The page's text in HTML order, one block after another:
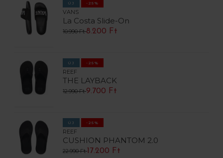
ÚJ -25%
VANS
La Costa Slide-On
10.990 Ft8.200 Ft
ÚJ -25%
REEF
THE LAYBACK
12.990 Ft9.700 Ft
ÚJ -25%
REEF
CUSHION PHANTOM 2.0
22.990 Ft 17.200 Ft